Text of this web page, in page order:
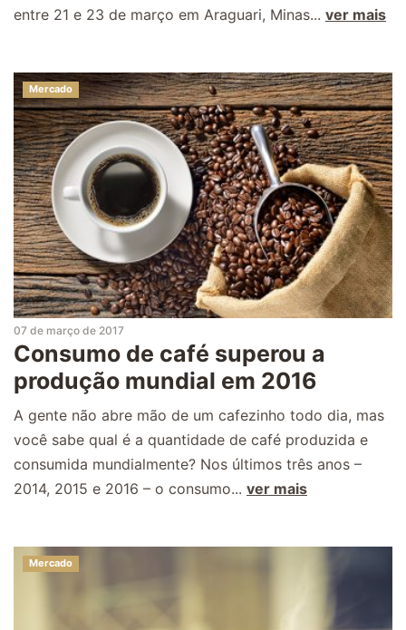
entre 21 e 23 de março em Araguari, Minas... ver mais
Mercado
07 de março de 2017
Consumo de café superou a
produção mundial em 2016
A gente não abre mão de um cafezinho todo dia, mas
você sabe qual é a quantidade de café produzida e
consumida mundialmente? Nos últimos três anos –
2014, 2015 e 2016 – o consumo... ver mais
Mercado